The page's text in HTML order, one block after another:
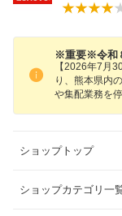
【2026年7月
り、熊本県内
や集配業務を
ショップトップ
ショップカテゴリ一